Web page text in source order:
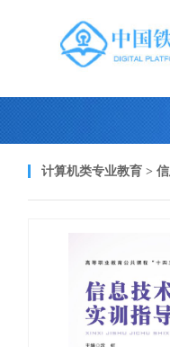
计算机类专业教育 >